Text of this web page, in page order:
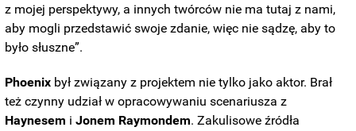
z mojej perspektywy, a innych twórców nie ma tutaj z nami,
aby mogli przedstawić swoje zdanie, więc nie sądzę, aby to
było słuszne”.
Phoenix był związany z projektem nie tylko jako aktor. Brał
też czynny udział w opracowywaniu scenariusza z
Haynesem iJonem Raymondem. Zakulisowe źródła